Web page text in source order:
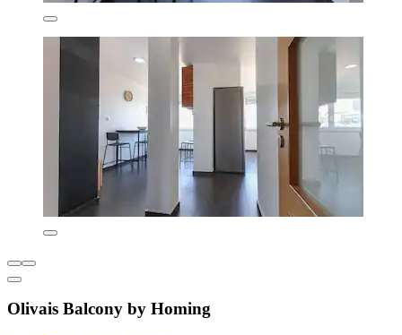
Olivais Balcony by Homing